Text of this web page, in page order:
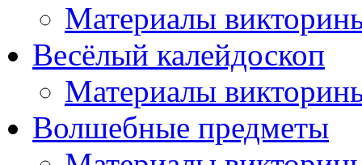
Материалы
Весёлый калейдоскоп
Материалы
Волшебные предметы